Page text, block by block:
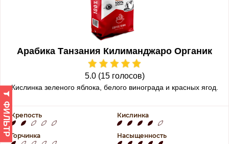
ФИЛЬТР
Арабика Танзания Килиманджаро Органик
5.0 (15 голосов)
Кислинка зеленого яблока, белого винограда и красных ягод.
Крепость Кислинка
Горчинка Насыщенность